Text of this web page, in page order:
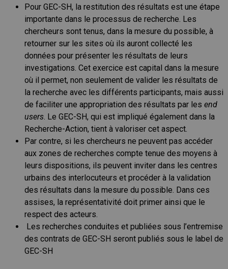
Pour GEC-SH, la restitution des résultats est une étape
importante dans le processus de recherche. Les
chercheurs sont tenus, dans la mesure du possible, à
retourner sur les sites où ils auront collecté les
données pour présenter les résultats de leurs
investigations. Cet exercice est capital dans la mesure
où il permet, non seulement de valider les résultats de
la recherche avec les différents participants, mais aussi
de faciliter une appropriation des résultats par les end
users. Le GEC-SH, qui est impliqué également dans la
Recherche-Action, tient à valoriser cet aspect.
Par contre, si les chercheurs ne peuvent pas accéder
aux zones de recherches compte tenue des moyens à
leurs dispositions, ils peuvent inviter dans les centres
urbains des interlocuteurs et procéder à la validation
des résultats dans la mesure du possible. Dans ces
assises, la représentativité doit primer ainsi que le
respect des acteurs.
Les recherches conduites et publiées sous l’entremise
des contrats de GEC-SH seront publiés sous le label de
GEC-SH